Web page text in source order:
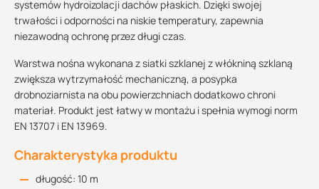
systemów hydroizolacji dachów płaskich. Dzięki swojej
trwałości i odporności na niskie temperatury, zapewnia
niezawodną ochronę przez długi czas.
Warstwa nośna wykonana z siatki szklanej z włókniną szklaną
zwiększa wytrzymałość mechaniczną, a posypka
drobnoziarnista na obu powierzchniach dodatkowo chroni
materiał. Produkt jest łatwy w montażu i spełnia wymogi norm
EN 13707 i EN 13969.
Charakterystyka produktu
długość: 10 m